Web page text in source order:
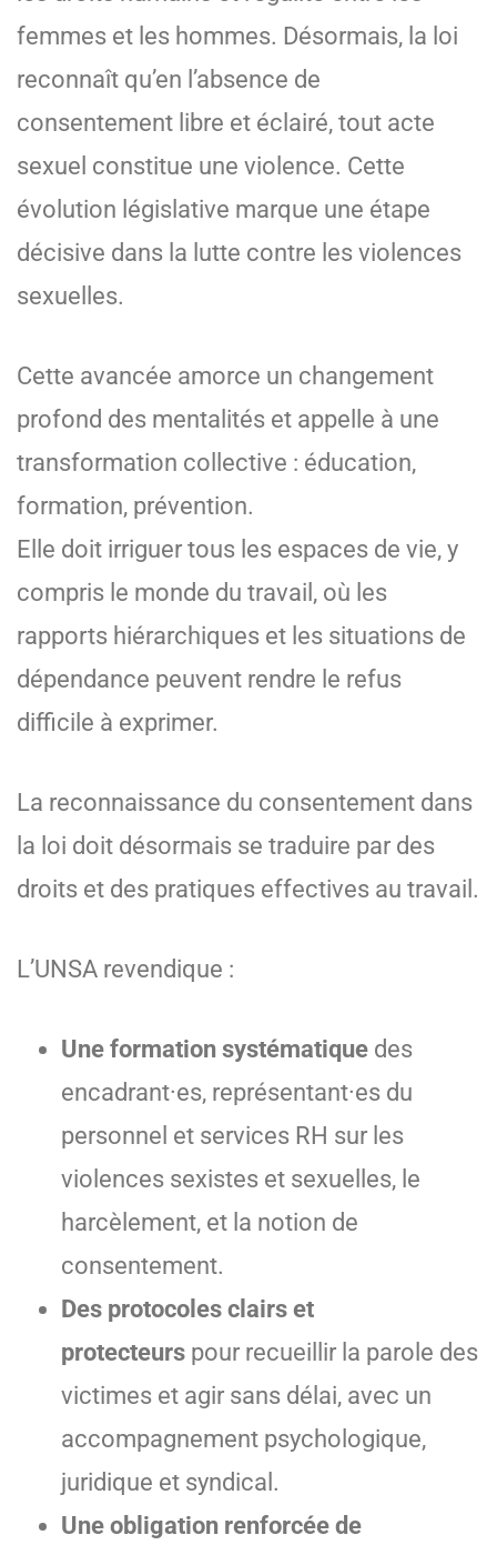
femmes et les hommes. Désormais, la loi
reconnaît qu’en l’absence de
consentement libre et éclairé, tout acte
sexuel constitue une violence. Cette
évolution législative marque une étape
décisive dans la lutte contre les violences
sexuelles.
Cette avancée amorce un changement
profond des mentalités et appelle à une
transformation collective : éducation,
formation, prévention.
Elle doit irriguer tous les espaces de vie, y
compris le monde du travail, où les
rapports hiérarchiques et les situations de
dépendance peuvent rendre le refus
difficile à exprimer.
La reconnaissance du consentement dans
la loi doit désormais se traduire par des
droits et des pratiques effectives au travail.
L’UNSA revendique :
Une formation systématique des
encadrant·es, représentant·es du
personnel et services RH sur les
violences sexistes et sexuelles, le
harcèlement, et la notion de
consentement.
Des protocoles clairs et
protecteurs pour recueillir la parole des
victimes et agir sans délai, avec un
accompagnement psychologique,
juridique et syndical.
Une obligation renforcée de